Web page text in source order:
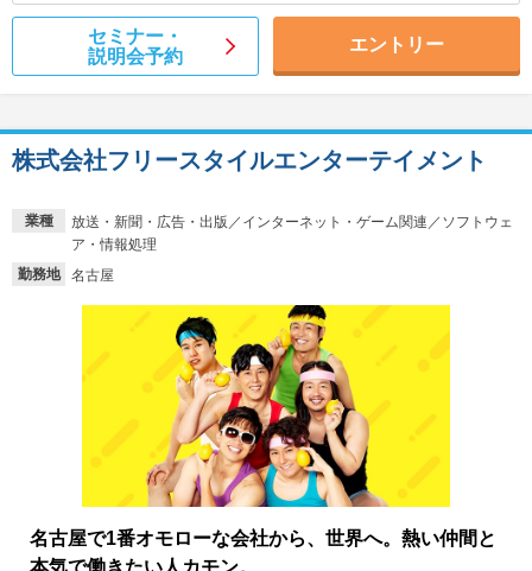
セミナー・
説明会予約
エントリー
業種
放送・新聞・広告・出版／インターネット・ゲーム関連／ソフトウェ
ア・情報処理
勤務地
名古屋
株式会社フリースタイルエンターテイメント
名古屋で1番オモローな会社から、世界へ。熱い仲間と
本気で働きたい人カモン。